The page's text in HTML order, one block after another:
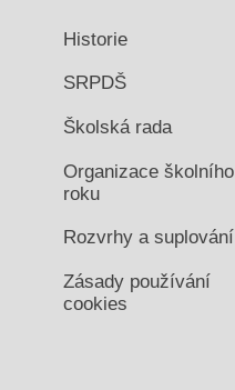
Historie
SRPDŠ
Školská rada
Organizace školního
roku
Rozvrhy a suplování
Zásady používání
cookies